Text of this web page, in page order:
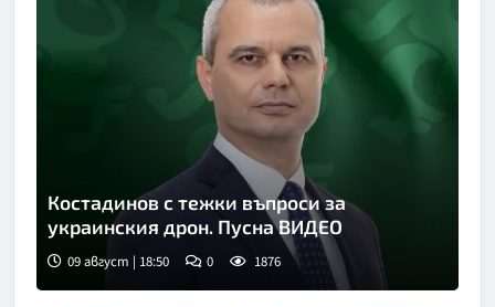
Костадинов с тежки въпроси за
украинския дрон. Пусна ВИДЕО
09 август | 18:50 0 1876